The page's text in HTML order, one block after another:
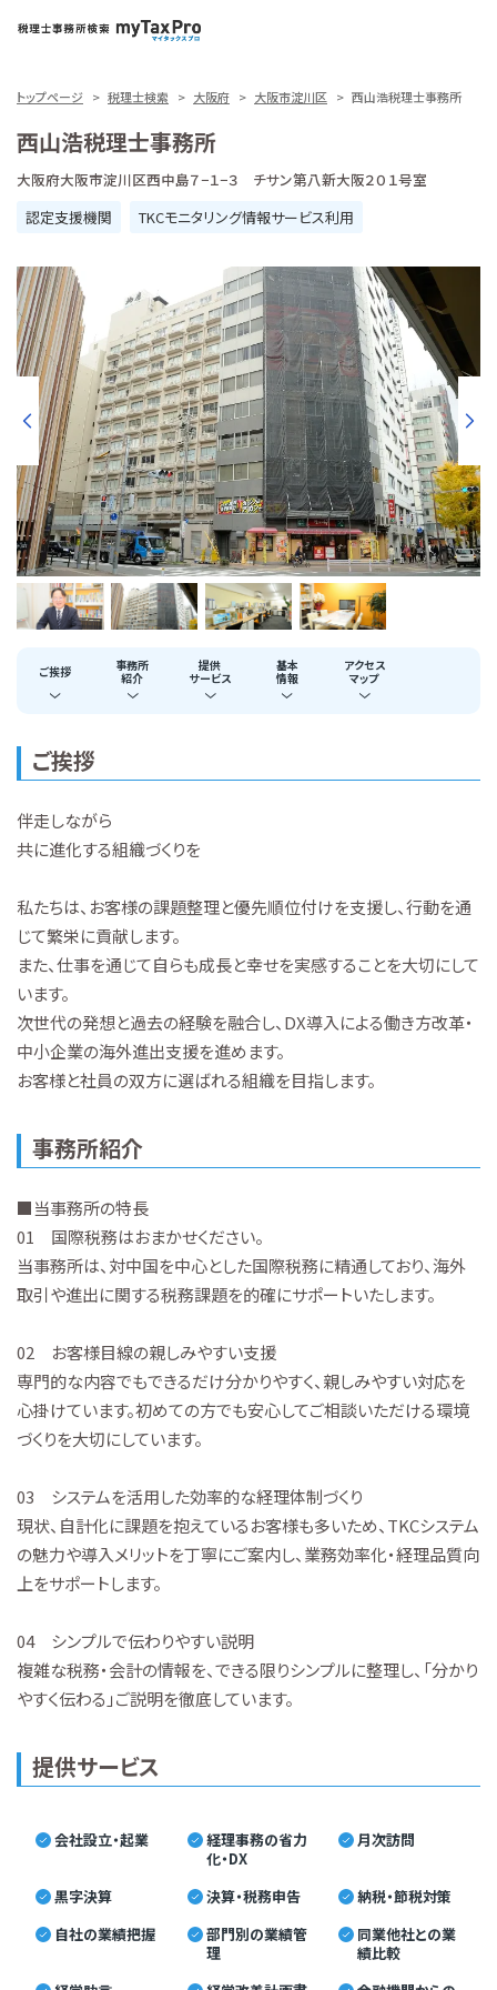
トップページ 税理士検索 大阪府 大阪市淀川区 西山浩税理士事務所
西山浩税理士事務所
大阪府大阪市淀川区西中島７−１−３ チサン第八新大阪２０１号室
認定支援機関
TKCモニタリング情報サービス利用
ご挨拶
事務所
紹介
提供
サービス
基本
情報
アクセス
マップ
ご挨拶
伴走しながら
共に進化する組織づくりを
私たちは、お客様の課題整理と優先順位付けを支援し、行動を通
じて繁栄に貢献します。
また、仕事を通じて自らも成長と幸せを実感することを大切にして
います。
次世代の発想と過去の経験を融合し、DX導入による働き方改革・
中小企業の海外進出支援を進めます。
お客様と社員の双方に選ばれる組織を目指します。
事務所紹介
■当事務所の特長
01 国際税務はおまかせください。
当事務所は、対中国を中心とした国際税務に精通しており、海外
取引や進出に関する税務課題を的確にサポートいたします。
02 お客様目線の親しみやすい支援
専門的な内容でもできるだけ分かりやすく、親しみやすい対応を
心掛けています。初めての方でも安心してご相談いただける環境
づくりを大切にしています。
03 システムを活用した効率的な経理体制づくり
現状、自計化に課題を抱えているお客様も多いため、TKCシステム
の魅力や導入メリットを丁寧にご案内し、業務効率化・経理品質向
上をサポートします。
04 シンプルで伝わりやすい説明
複雑な税務・会計の情報を、できる限りシンプルに整理し、「分かり
やすく伝わる」ご説明を徹底しています。
提供サービス
会社設立・起業
経理事務の省力
化・DX
月次訪問
黒字決算 決算・税務申告
納税・節税対策
自社の業績把握
部門別の業績管
理
同業他社との業
績比較